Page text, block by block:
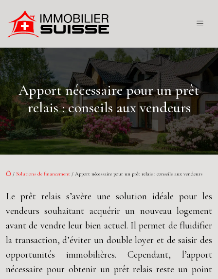
Apport nécessaire pour un prêt
relais : conseils aux vendeurs
/ Solutions de financement / Apport nécessaire pour un prêt relais : conseils aux vendeurs
Le prêt relais s’avère une solution idéale pour les
vendeurs souhaitant acquérir un nouveau logement
avant de vendre leur bien actuel. Il permet de fluidifier
la transaction, d’éviter un double loyer et de saisir des
opportunités immobilières. Cependant, l’apport
nécessaire pour obtenir un prêt relais reste un point